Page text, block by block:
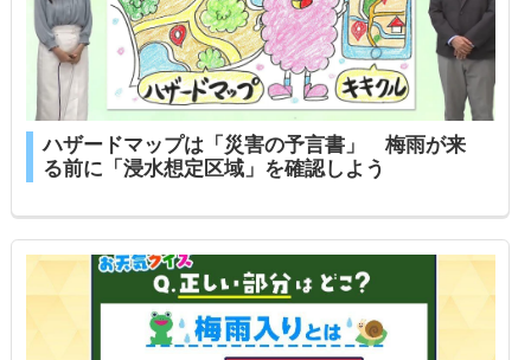
ハザードマップは「災害の予言書」 梅雨が来
る前に「浸水想定区域」を確認しよう